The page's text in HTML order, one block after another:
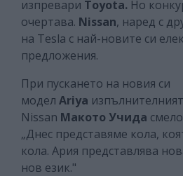
изпревари Toyota. Но
очертава. Nissan, наред с
на Tesla с най-новите си
предложения.
При пускането на новия си
модел Ariya
Nissan Макото Учида
„Днес представяме кола,
кола. Ария представлява
нов език."